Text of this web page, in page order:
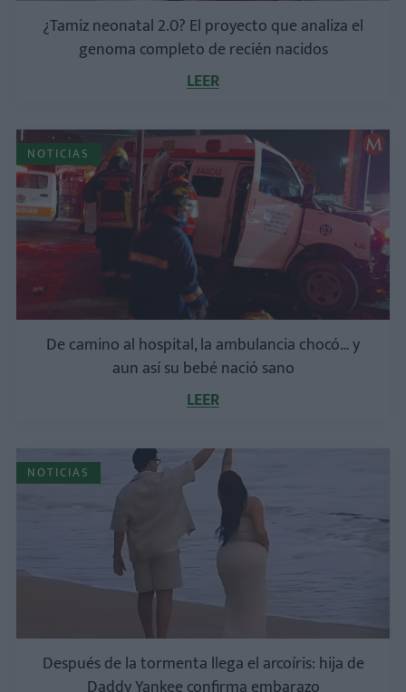
¿Tamiz neonatal 2.0? El proyecto que analiza el
genoma completo de recién nacidos
LEER
NOTICIAS
De camino al hospital, la ambulancia chocó… y
aun así su bebé nació sano
LEER
NOTICIAS
Después de la tormenta llega el arcoíris: hija de